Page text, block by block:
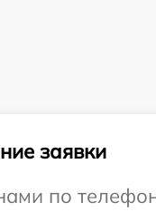
заявки
по